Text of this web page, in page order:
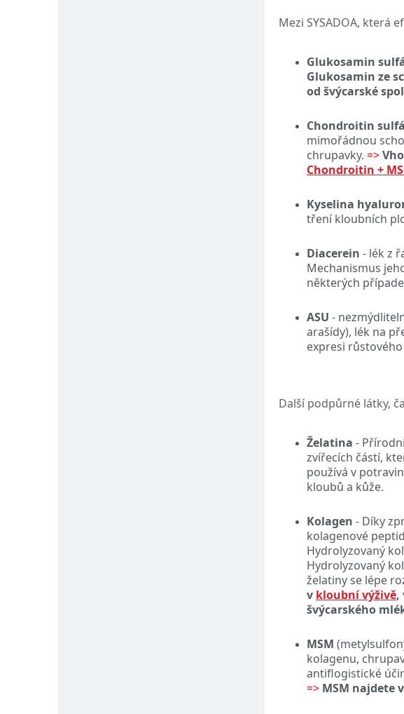
Mezi SYSADOA, která
Glukosamin
Glukosamin ze
od švýcarské
Chondroitin
mimořádnou
chrupavky. =>
Chondroitin +
Kyselina
tření kloubních
Diacerein - lék z
Mechanismus
některých
ASU -
arašídy), lék na
expresi
Další podpůrné látky,
Želatina -
zvířecích částí,
používá v
kloubů a kůže.
Kolagen - Díky
kolagenové
Hydrolyzovaný
Hydrolyzovaný
želatiny se lépe
v kloubní výživě,
švýcarského
MSM
kolagenu,
antiflogistické
=> MSM najdete